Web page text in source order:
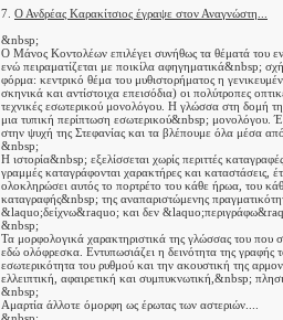
7. Ο Ανδρέας Καρακίτσιος έγραψε στον Αναγνώστη...
&nbsp;
Ο Μάνος Κοντολέων επιλέγει συνήθως τα θέματά του
ενώ πειραματίζεται με ποικίλα αφηγηματικά&nbsp;
φόρμα: κεντρικό θέμα του μυθιστορήματος η
σκηνικά και αντίστοιχα επεισόδια) οι πολύτροπες
τεχνικές εσωτερικού μονολόγου. Η γλώσσα στη δομή
μια τυπική περίπτωση εσωτερικού&nbsp; μονολόγου.
στην ψυχή της Στεφανίας και τα βλέπουμε όλα μέσα
&nbsp;
Η ιστορία&nbsp; εξελίσσεται χωρίς περιττές
γραμμές καταγράφονται χαρακτήρες και καταστάσεις,
ολοκληρώσει αυτός το πορτρέτο του κάθε ήρωα, του
καταγραφής&nbsp; της αναπαριστώμενης
&laquo;δείχνω&raquo; και δεν
&nbsp;
Τα μορφολογικά χαρακτηριστικά της γλώσσας του που
εδώ ολόφρεσκα. Εντυπωσιάζει η δεινότητα της
εσωτερικότητα του ρυθμού και την ακουστική της
ελλειπτική, αφαιρετική και συμπυκνωτική,&nbsp;
&nbsp;
Αμαρτία άλλοτε όμορφη ως έρωτας των αστεριών....